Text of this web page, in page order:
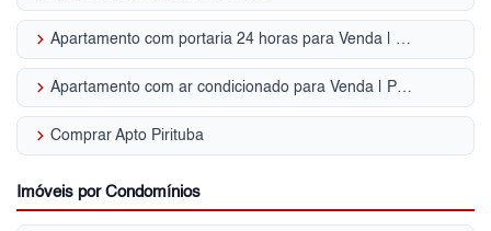
keyboard_arrow_right Apartamento com portaria 24 horas para Venda | Pirituba
keyboard_arrow_right Apartamento com ar condicionado para Venda | Pirituba
keyboard_arrow_right Comprar Apto Pirituba
Imóveis por Condomínios